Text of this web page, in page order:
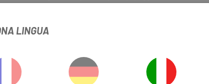
è progettata per
ciclisti che cercano un'esperienza di guida affidabile ed
26 pollici e 100 mm di escursione, questa
l'assorbimento degli urti. Il suo design robusto e la
garantiscono prestazioni eccezionali per le mountain bike,
ideale per chi cerca versatilità senza compromettere la
LINGUA